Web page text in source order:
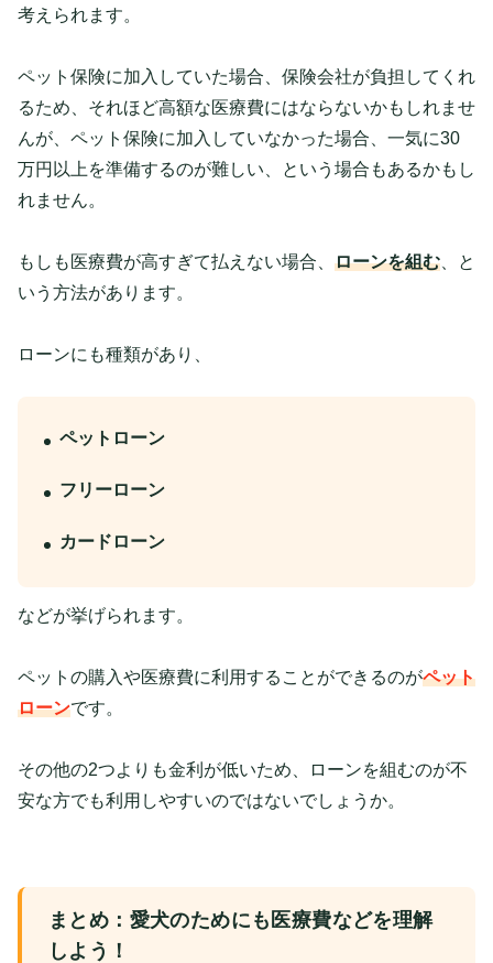
考えられます。
ペット保険に加入していた場合、保険会社が負担してくれ
るため、それほど高額な医療費にはならないかもしれませ
んが、ペット保険に加入していなかった場合、一気に30
万円以上を準備するのが難しい、という場合もあるかもし
れません。
もしも医療費が高すぎて払えない場合、 ローンを組む 、と
いう方法があります。
ローンにも種類があり、
ペットローン
フリーローン
カードローン
などが挙げられます。
ペットの購入や医療費に利用することができるのがペット
ローンです。
その他の2つよりも金利が低いため、ローンを組むのが不
安な方でも利用しやすいのではないでしょうか。
まとめ：愛犬のためにも医療費などを理解
しよう！